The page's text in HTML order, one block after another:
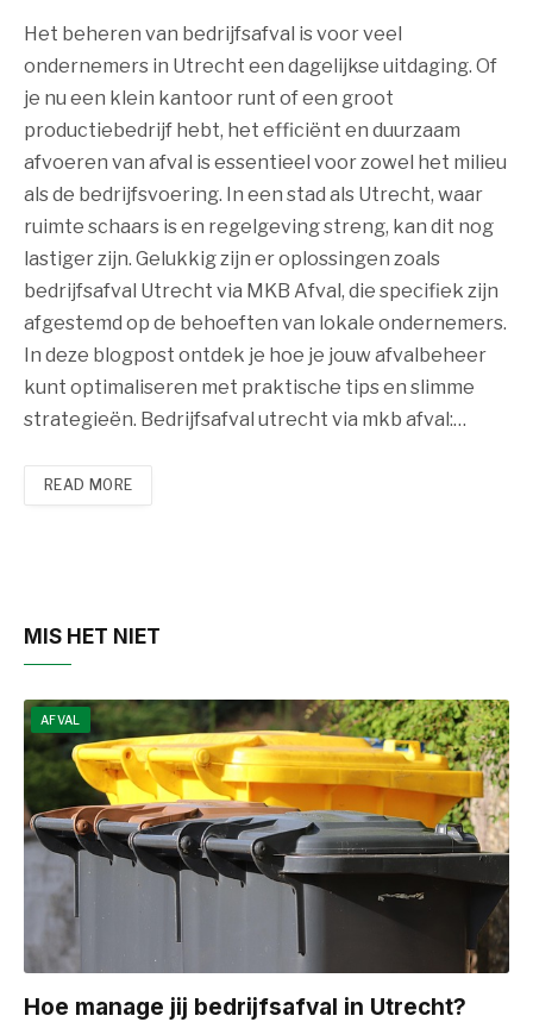
Het beheren van bedrijfsafval is voor veel
ondernemers in Utrecht een dagelijkse uitdaging. Of
je nu een klein kantoor runt of een groot
productiebedrijf hebt, het efficiënt en duurzaam
afvoeren van afval is essentieel voor zowel het milieu
als de bedrijfsvoering. In een stad als Utrecht, waar
ruimte schaars is en regelgeving streng, kan dit nog
lastiger zijn. Gelukkig zijn er oplossingen zoals
bedrijfsafval Utrecht via MKB Afval, die specifiek zijn
afgestemd op de behoeften van lokale ondernemers.
In deze blogpost ontdek je hoe je jouw afvalbeheer
kunt optimaliseren met praktische tips en slimme
strategieën. Bedrijfsafval utrecht via mkb afval:…
READ MORE
MIS HET NIET
AFVAL
Hoe manage jij bedrijfsafval in Utrecht?